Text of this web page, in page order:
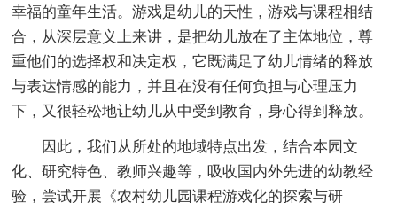
幸福的童年生活。游戏是幼儿的天性，游戏与课程相结
合，从深层意义上来讲，是把幼儿放在了主体地位，尊
重他们的选择权和决定权，它既满足了幼儿情绪的释放
与表达情感的能力，并且在没有任何负担与心理压力
下，又很轻松地让幼儿从中受到教育，身心得到释放。
因此，我们从所处的地域特点出发，结合本园文
化、研究特色、教师兴趣等，吸收国内外先进的幼教经
验，尝试开展《农村幼儿园课程游戏化的探索与研